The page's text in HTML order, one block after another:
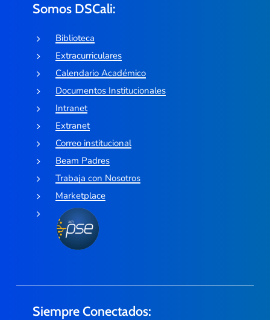
Somos DSCali:
Biblioteca
Extracurriculares
Calendario Académico
Documentos Institucionales
Intranet
Extranet
Correo institucional
Beam Padres
Trabaja con Nosotros
Marketplace
Siempre Conectados: